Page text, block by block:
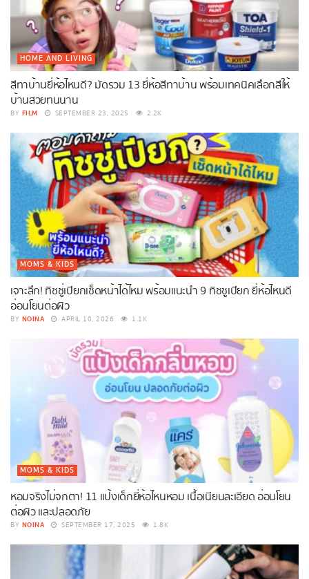
HOME AND LIVING
สีทาบ้านยี่ห้อไหนดี? มัดรวม 13 ยี่ห้อสีทาบ้าน พร้อมเทคนิคเลือกสีให้
บ้านสวยทนนาน
BY FILM SEPTEMBER 23, 2025 2.2K
MOMS & KIDS
เจาะลึก! ทิชชู่เปียกเช็ดหน้าได้ไหม พร้อมแนะนำ 9 ทิชชูเปียก ยี่ห้อไหนดี
อ่อนโยนต่อผิว
BY NOINA APRIL 10, 2026 1.1K
MOMS & KIDS
หอมจริงไม่จกตา! 11 แป้งเด็กยี่ห้อไหนหอม เนื้อเนียนละเอียด อ่อนโยน
ต่อผิว และปลอดภัย
BY NOINA SEPTEMBER 17, 2025 1.8K